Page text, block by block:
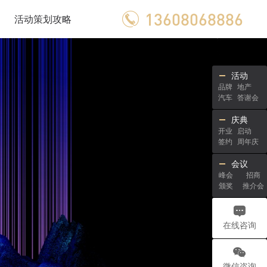
活动策划攻略 13608068886
活动
品牌 地产
汽车 答谢会
庆典
开业
启动
签约 周年庆
会议
峰会
招商
颁奖
推介会
在线咨询